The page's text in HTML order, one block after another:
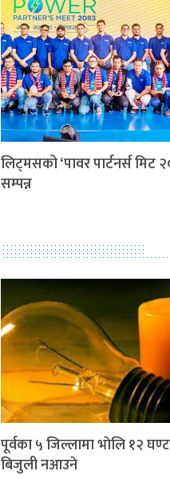
लिट्मसको ‘पावर पार्टनर्स मिट
सम्पन्न
पूर्वका ५ जिल्लामा भाेलि १२
बिजुली नआउने